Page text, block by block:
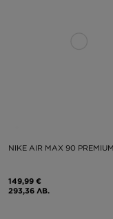
NIKE AIR MAX 90 PREMIUM
149,99 €
293,36 ЛВ.